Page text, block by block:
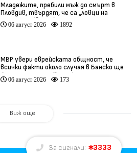
Младежите, пребили мъж до смърт в
Пловдив, твърдят, че са „ловци на
педофили” (видео)
06 август 2026 1892
МВР увери еврейската общност, че
всички факти около случая в Банско ще
бъдат изяснени (видео)
06 август 2026 173
Виж още
За сигнали: 3333